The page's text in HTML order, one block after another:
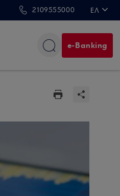
2109555000 ΕΛ
e-Banking